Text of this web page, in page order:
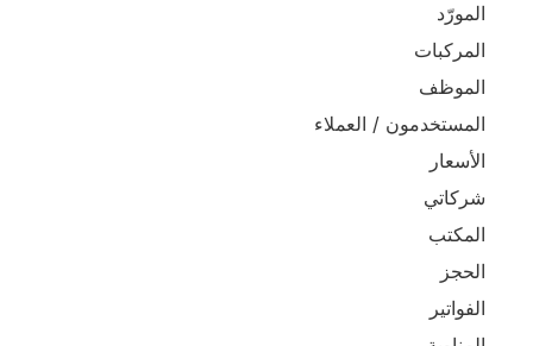
المورّد
المركبات
الموظف
المستخدمون / العملاء
الأسعار
شركاتي
المكتب
الحجز
الفواتير